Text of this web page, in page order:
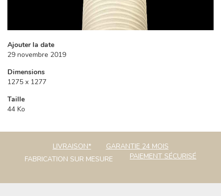
Ajouter la date
29 novembre 2019
Dimensions
1275 x 1277
Taille
44 Ko
LIVRAISON*
GARANTIE 24 MOIS
FABRICATION SUR MESURE
PAIEMENT SÉCURISÉ